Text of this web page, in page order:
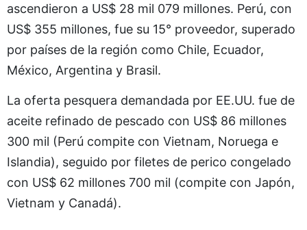
ascendieron a US$ 28 mil 079 millones. Perú, con
US$ 355 millones, fue su 15° proveedor, superado
por países de la región como Chile, Ecuador,
México, Argentina y Brasil.
La oferta pesquera demandada por EE.UU. fue de
aceite refinado de pescado con US$ 86 millones
300 mil (Perú compite con Vietnam, Noruega e
Islandia), seguido por filetes de perico congelado
con US$ 62 millones 700 mil (compite con Japón,
Vietnam y Canadá).